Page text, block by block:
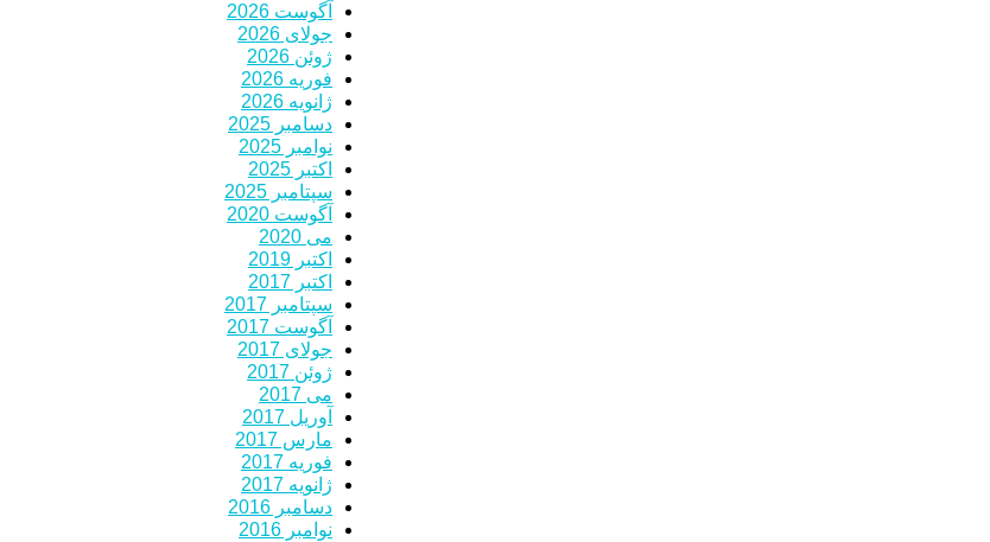
آگوست 2026
جولای 2026
ژوئن 2026
فوریه 2026
ژانویه 2026
دسامبر 2025
نوامبر 2025
اکتبر 2025
سپتامبر 2025
آگوست 2020
می 2020
اکتبر 2019
اکتبر 2017
سپتامبر 2017
آگوست 2017
جولای 2017
ژوئن 2017
می 2017
آوریل 2017
مارس 2017
فوریه 2017
ژانویه 2017
دسامبر 2016
نوامبر 2016